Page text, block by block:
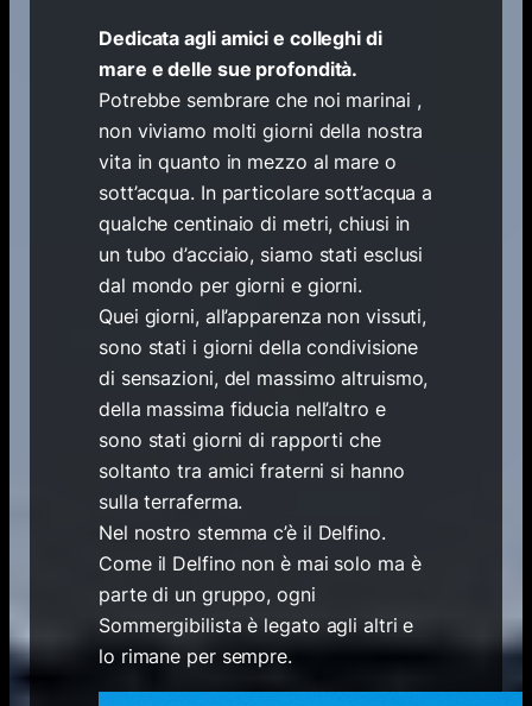
Dedicata agli amici e colleghi di
mare e delle sue profondità.
Potrebbe sembrare che noi marinai ,
non viviamo molti giorni della nostra
vita in quanto in mezzo al mare o
sott’acqua. In particolare sott’acqua a
qualche centinaio di metri, chiusi in
un tubo d’acciaio, siamo stati esclusi
dal mondo per giorni e giorni.
Quei giorni, all’apparenza non vissuti,
sono stati i giorni della condivisione
di sensazioni, del massimo altruismo,
della massima fiducia nell’altro e
sono stati giorni di rapporti che
soltanto tra amici fraterni si hanno
sulla terraferma.
Nel nostro stemma c’è il Delfino.
Come il Delfino non è mai solo ma è
parte di un gruppo, ogni
Sommergibilista è legato agli altri e
lo rimane per sempre.